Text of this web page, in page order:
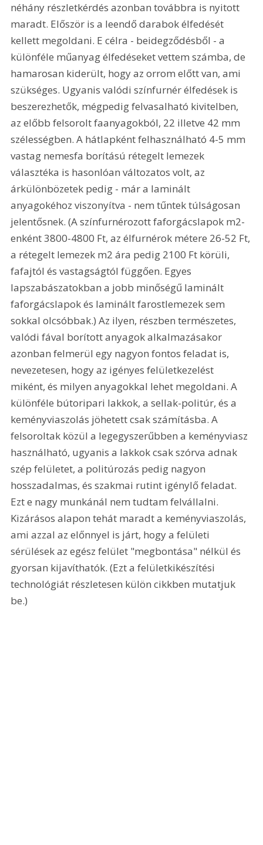
néhány részletkérdés azonban továbbra is nyitott
maradt. Először is a leendő darabok élfedését
kellett megoldani. E célra - beidegződésből - a
különféle műanyag élfedéseket vettem számba, de
hamarosan kiderült, hogy az orrom előtt van, ami
szükséges. Ugyanis valódi színfurnér élfedések is
beszerezhetők, mégpedig felvasalható kivitelben,
az előbb felsorolt faanyagokból, 22 illetve 42 mm
szélességben. A hátlapként felhasználható 4-5 mm
vastag nemesfa borítású rétegelt lemezek
választéka is hasonlóan változatos volt, az
árkülönbözetek pedig - már a laminált
anyagokéhoz viszonyítva - nem tűntek túlságosan
jelentősnek. (A színfurnérozott faforgácslapok m2-
enként 3800-4800 Ft, az élfurnérok métere 26-52 Ft,
a rétegelt lemezek m2 ára pedig 2100 Ft körüli,
fafajtól és vastagságtól függően. Egyes
lapszabászatokban a jobb minőségű laminált
faforgácslapok és laminált farostlemezek sem
sokkal olcsóbbak.) Az ilyen, részben természetes,
valódi fával borított anyagok alkalmazásakor
azonban felmerül egy nagyon fontos feladat is,
nevezetesen, hogy az igényes felületkezelést
miként, és milyen anyagokkal lehet megoldani. A
különféle bútoripari lakkok, a sellak-politúr, és a
keményviaszolás jöhetett csak számításba. A
felsoroltak közül a legegyszerűbben a keményviasz
használható, ugyanis a lakkok csak szórva adnak
szép felületet, a politúrozás pedig nagyon
hosszadalmas, és szakmai rutint igénylő feladat.
Ezt e nagy munkánál nem tudtam felvállalni.
Kizárásos alapon tehát maradt a keményviaszolás,
ami azzal az előnnyel is járt, hogy a felületi
sérülések az egész felület "megbontása" nélkül és
gyorsan kijavíthatók. (Ezt a felületkikészítési
technológiát részletesen külön cikkben mutatjuk
be.)